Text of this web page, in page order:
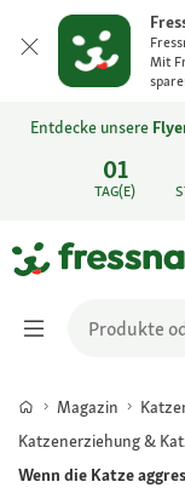
Mit
01
TAG(E)
Entdecke unsere
Magazin
Katzenerziehung &
Wenn die Katze